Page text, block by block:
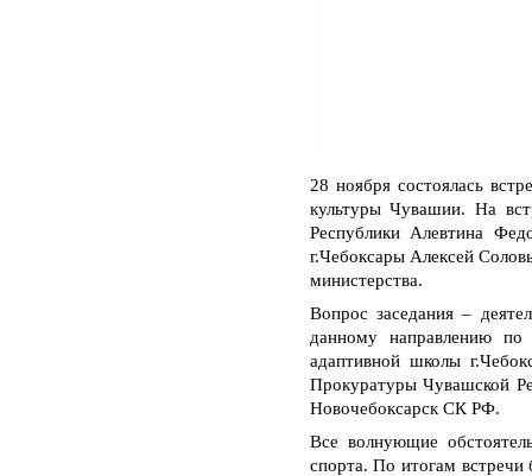
28 ноября состоялась
культуры Чувашии. На
Республики Алевтина
г.Чебоксары Алексей
министерства.
Вопрос заседания –
данному направлению
адаптивной школы
Прокуратуры Чувашской
Новочебоксарск СК РФ.
Все волнующие
спорта. По итогам